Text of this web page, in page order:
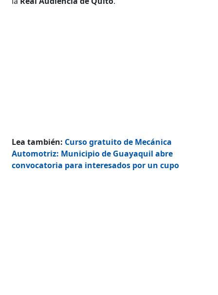
Lea también: Curso gratuito de Mecánica
Automotriz: Municipio de Guayaquil abre
convocatoria para interesados por un cupo